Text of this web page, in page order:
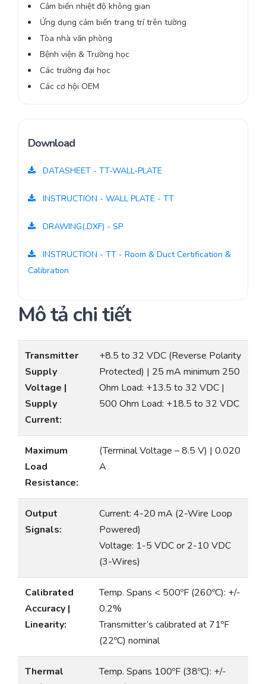
Cảm biến nhiệt độ không gian
Ứng dụng cảm biến trang trí trên tường
Tòa nhà văn phòng
Bệnh viện & Trường học
Các trường đại học
Các cơ hội OEM
Download
DATASHEET - TT-WALL-PLATE
INSTRUCTION - WALL PLATE - TT
DRAWING(.DXF) - SP
INSTRUCTION - TT - Room & Duct Certification &
Calibration
Mô tả chi tiết
Transmitter
Supply
Voltage |
Supply
Current:
+8.5 to 32 VDC (Reverse Polarity
Protected) | 25 mA minimum 250
Ohm Load: +13.5 to 32 VDC |
500 Ohm Load: +18.5 to 32 VDC
Maximum
Load
Resistance:
(Terminal Voltage – 8.5 V) | 0.020
A
Output
Signals:
Current: 4-20 mA (2-Wire Loop
Powered)
Voltage: 1-5 VDC or 2-10 VDC
(3-Wires)
Calibrated
Accuracy |
Linearity:
Temp. Spans < 500ºF (260ºC): +/-
0.2%
Transmitter’s calibrated at 71ºF
(22ºC) nominal
Thermal
Temp. Spans 100ºF (38ºC): +/-